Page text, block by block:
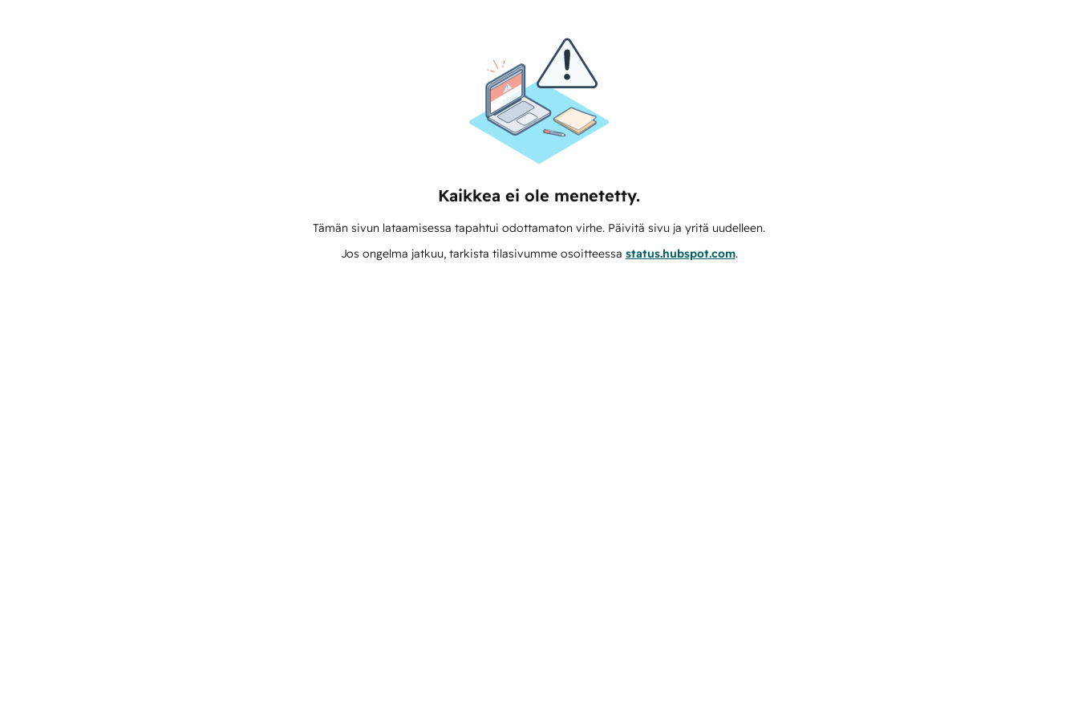
Kaikkea ei ole menetetty.
Tämän sivun lataamisessa tapahtui odottamaton virhe. Päivitä sivu ja yritä uudelleen.
Jos ongelma jatkuu, tarkista tilasivumme osoitteessa status.hubspot.com.